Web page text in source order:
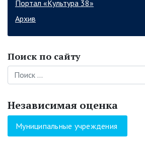
Портал «Культура 38»
Архив
Поиск по сайту
Поиск
Независимая оценка
Муниципальные учреждения